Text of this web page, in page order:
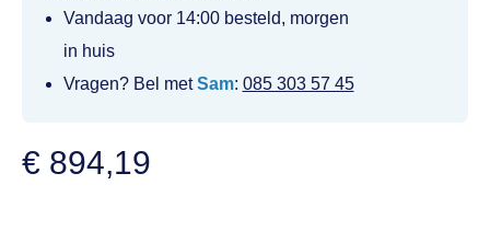
Vandaag voor 14:00 besteld, morgen
in huis
Vragen? Bel metSam: 085 303 57 45
€ 894,19